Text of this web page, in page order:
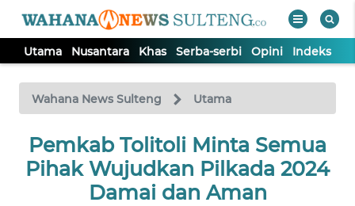
Utama Nusantara Khas Serba-serbi Opini Indeks
Wahana News Sulteng Utama
Pemkab Tolitoli Minta Semua
Pihak Wujudkan Pilkada 2024
Damai dan Aman
TV
Tutup
UTAMA